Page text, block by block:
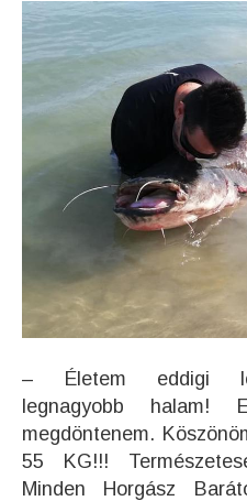
– Életem eddigi
legnagyobb
megdöntenem.
55 KG!!!
Minden Horgász